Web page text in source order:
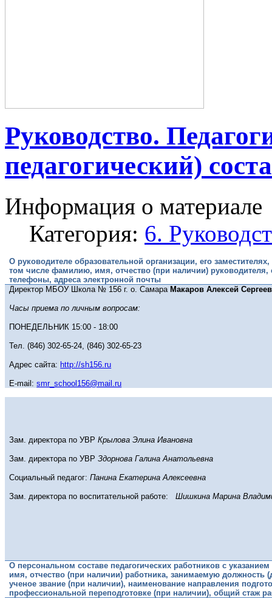
Руководство.
педагогический)
Информация о материале
Категория: 6.
О руководителе образовательной организации, его
том числе фамилию, имя, отчество (при наличии) руководителя,
телефоны, адреса электронной почты
Директор МБОУ Школа № 156 г. о. СамараМакаров Алексей
Часы приема по личным вопросам:
ПОНЕДЕЛЬНИК 15:00 - 18:00
Тел. (846) 302-65-24,(846)302-65-23
Адрес сайта: http://sh156.ru
E-mail:smr_school156@mail.ru
Зам. директора по УВРКрылова Элина Ивановна
Зам. директора по УВРЗдорнова Галина Анатольевна
Социальный педагог:Панина Екатерина Алексеевна
Зам. директора по воспитательной работе: Шишкина Марина
О персональном составе педагогических работников с
имя, отчество (при наличии) работника, занимаемую
ученое звание (при наличии), наименование направления
профессиональной переподготовке (при наличии), общий стаж